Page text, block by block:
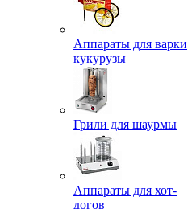
Аппараты для варки
кукурузы
Грили для шаурмы
Аппараты для хот-
догов